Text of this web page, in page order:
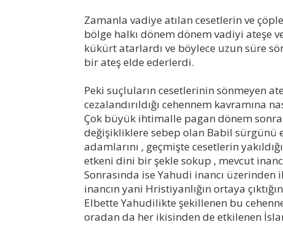
Zamanla vadiye atılan cesetlerin ve
bölge halkı dönem dönem vadiyi ateşe
kükürt atarlardı ve böylece uzun süre
bir ateş elde ederlerdi.
Peki suçluların cesetlerinin sönmeyen
cezalandırıldığı cehennem kavramına
Çok büyük ihtimalle pagan dönem
değişikliklere sebep olan Babil sürgünü
adamlarını , geçmişte cesetlerin
etkeni dini bir şekle sokup , mevcut
Sonrasında ise Yahudi inancı
inancın yani Hristiyanlığın ortaya
Elbette Yahudilikte şekillenen bu
oradan da her ikisinden de etkilenen